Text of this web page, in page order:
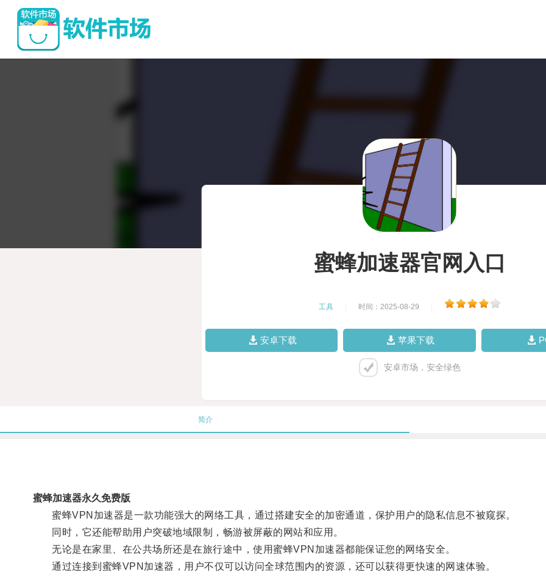
蜜蜂加速器官网入口
工具 时间：2025-08-29
安卓下载 苹果下载
安卓市场，安全绿色
简介
蜜蜂加速器永久免费版
蜜蜂VPN加速器是一款功能强大的网络工具，通过搭建安全的加密通道，保护用户的隐私信息不被窥探。
同时，它还能帮助用户突破地域限制，畅游被屏蔽的网站和应用。
无论是在家里、在公共场所还是在旅行途中，使用蜜蜂VPN加速器都能保证您的网络安全。
通过连接到蜜蜂VPN加速器，用户不仅可以访问全球范围内的资源，还可以获得更快速的网速体验。